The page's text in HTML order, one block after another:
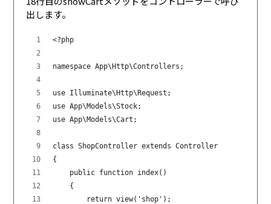
出します。
<?php
namespace App\Http\Controllers;
use Illuminate\Http\Request;
use App\Models\Stock;
use App\Models\Cart;
class ShopController extends Controller
{
    public function index()
    {
        return view('shop');